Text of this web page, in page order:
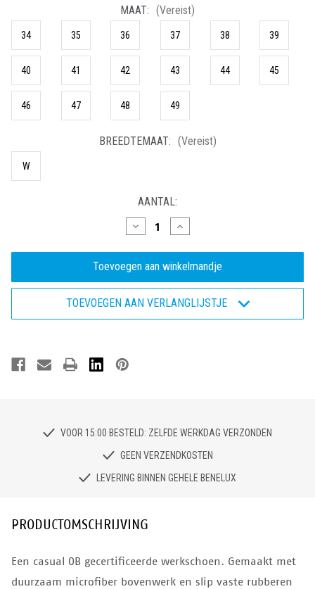
MAAT: (Vereist)
34 35 36 37 38 39
40 41 42 43 44 45
46 47 48 49
BREEDTEMAAT: (Vereist)
W
AANTAL:
Hoeveelheid
verlagen
Occupational
Panther
-
Werksneaker
OB
Hoeveelheid
verhogen
Occupational
Panther
-
Werksneaker
OB
TOEVOEGEN AAN VERLANGLIJSTJE
VOOR 15:00 BESTELD: ZELFDE WERKDAG VERZONDEN
GEEN VERZENDKOSTEN
LEVERING BINNEN GEHELE BENELUX
PRODUCTOMSCHRIJVING
Een casual OB gecertificeerde werkschoen. Gemaakt met
duurzaam microfiber bovenwerk en slip vaste rubberen